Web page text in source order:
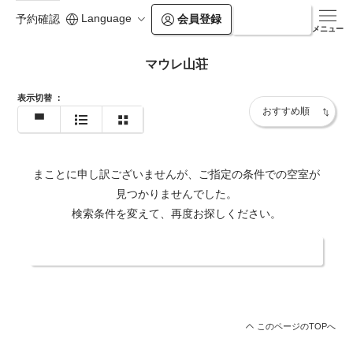
予約確認 Language 会員登録
メニュー
マウレ山荘
表示切替 ：
まことに申し訳ございませんが、ご指定の条件での空室が
見つかりませんでした。
検索条件を変えて、再度お探しください。
このページのTOPへ